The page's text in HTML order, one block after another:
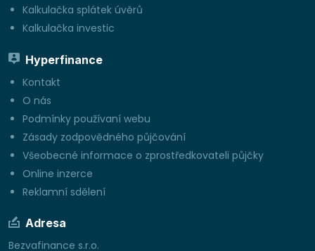
Kalkulačka splátek úvěrů
Kalkulačka investic
Hyperfinance
Kontakt
O nás
Podmínky používaní webu
Zásady zodpovědného půjčování
Všeobecné informace o zprostředkovateli půjčky
Online inzerce
Reklamní sdělení
Adresa
Bezvafinance s.r.o.